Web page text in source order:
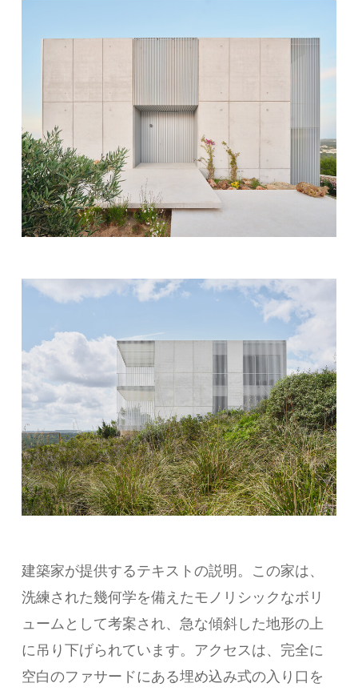
建築家が提供するテキストの説明。この家は、
洗練された幾何学を備えたモノリシックなボリ
ュームとして考案され、急な傾斜した地形の上
に吊り下げられています。アクセスは、完全に
空白のファサードにある埋め込み式の入り口を